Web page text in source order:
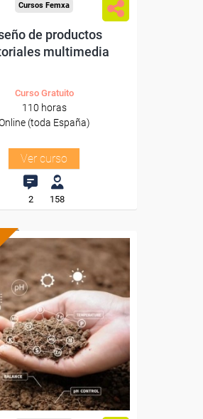
Cursos Femxa
de productos
multimedia
Curso Gratuito
110 horas
(toda España)
Ver curso
2 158
Formación 100%
subvencionada.
desempleados,
y autónomos.
Sector
y Ganadería.